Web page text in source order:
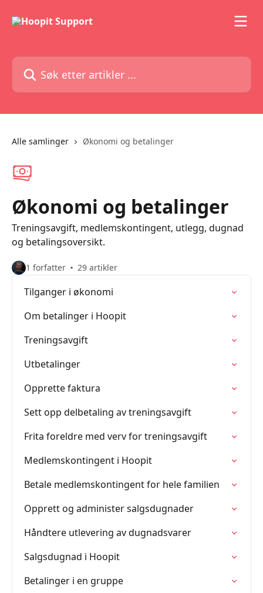
Søk etter artikler ...
Alle samlinger Økonomi og betalinger
Økonomi og betalinger
Treningsavgift, medlemskontingent, utlegg, dugnad
og betalingsoversikt.
1 forfatter 29 artikler
Tilganger i økonomi
Om betalinger i Hoopit
Treningsavgift
Utbetalinger
Opprette faktura
Sett opp delbetaling av treningsavgift
Frita foreldre med verv for treningsavgift
Medlemskontingent i Hoopit
Betale medlemskontingent for hele familien
Opprett og administer salgsdugnader
Håndtere utlevering av dugnadsvarer
Salgsdugnad i Hoopit
Betalinger i en gruppe